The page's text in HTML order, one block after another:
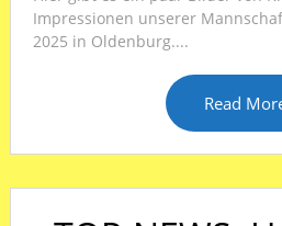
Impressionen unserer
2025 in Oldenburg....
Read